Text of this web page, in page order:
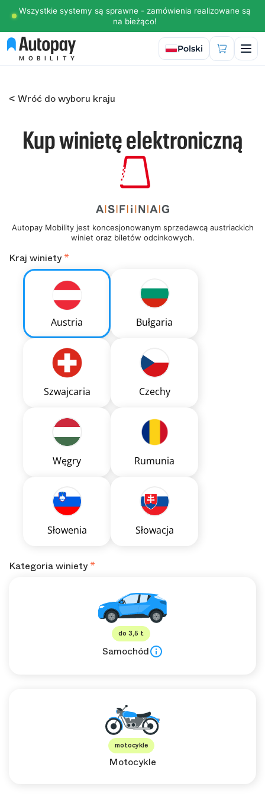
Wszystkie systemy są sprawne - zamówienia realizowane są
na bieżąco!
MOBILITY
Wybierz język
Polski
< Wróć do wyboru kraju
Kup winietę elektroniczną
Autopay Mobility jest koncesjonowanym sprzedawcą austriackich
winiet oraz biletów odcinkowych.
Kraj winiety
Austria Bułgaria
Szwajcaria Czechy
Węgry Rumunia
Słowenia Słowacja
Kategoria winiety
do 3,5 t
Samochód
motocykle
Motocykle